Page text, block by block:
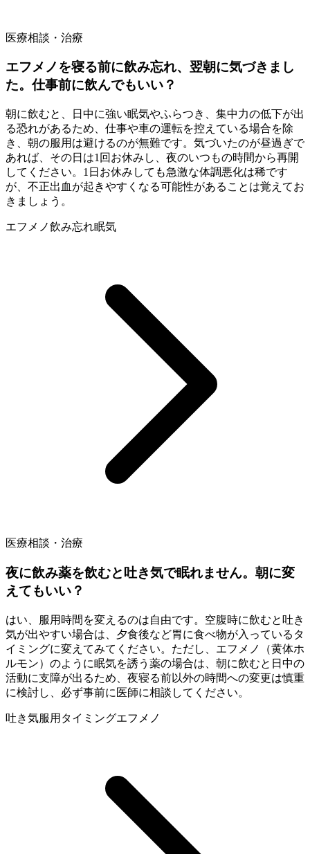
医療相談・治療
エフメノを寝る前に飲み忘れ、翌朝に気づきまし
た。仕事前に飲んでもいい？
朝に飲むと、日中に強い眠気やふらつき、集中力の低下が出
る恐れがあるため、仕事や車の運転を控えている場合を除
き、朝の服用は避けるのが無難です。気づいたのが昼過ぎで
あれば、その日は1回お休みし、夜のいつもの時間から再開
してください。1日お休みしても急激な体調悪化は稀です
が、不正出血が起きやすくなる可能性があることは覚えてお
きましょう。
エフメノ飲み忘れ眠気
医療相談・治療
夜に飲み薬を飲むと吐き気で眠れません。朝に変
えてもいい？
はい、服用時間を変えるのは自由です。空腹時に飲むと吐き
気が出やすい場合は、夕食後など胃に食べ物が入っているタ
イミングに変えてみてください。ただし、エフメノ（黄体ホ
ルモン）のように眠気を誘う薬の場合は、朝に飲むと日中の
活動に支障が出るため、夜寝る前以外の時間への変更は慎重
に検討し、必ず事前に医師に相談してください。
吐き気服用タイミングエフメノ